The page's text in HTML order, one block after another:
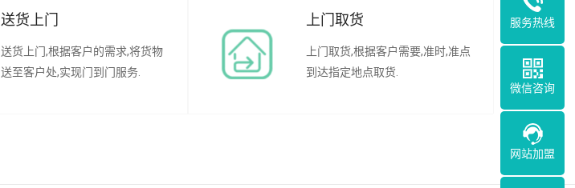
送货上门
送货上门,根据客户的需求,将货物
送至客户处,实现门到门服务.
上门取货
上门取货,根据客户需要,准时,准点
到达指定地点取货.
服务热线
微信咨询
网站加盟